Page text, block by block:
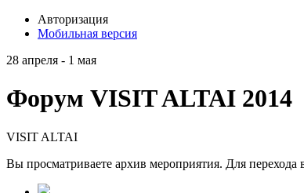
Авторизация
Мобильная версия
28 апреля - 1 мая
Форум VISIT ALTAI 2014
VISIT ALTAI
Вы просматриваете архив мероприятия. Для